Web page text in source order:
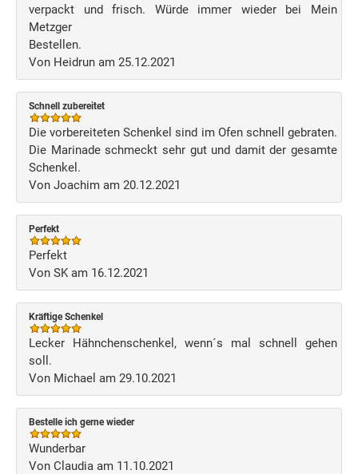
verpackt und frisch. Würde immer wieder bei Mein
Metzger
Bestellen.
Von Heidrun am 25.12.2021
Schnell zubereitet
Die vorbereiteten Schenkel sind im Ofen schnell gebraten.
Die Marinade schmeckt sehr gut und damit der gesamte
Schenkel.
Von Joachim am 20.12.2021
Perfekt
Perfekt
Von SK am 16.12.2021
Kräftige Schenkel
Lecker Hähnchenschenkel, wenn´s mal schnell gehen
soll.
Von Michael am 29.10.2021
Bestelle ich gerne wieder
Wunderbar
Von Claudia am 11.10.2021